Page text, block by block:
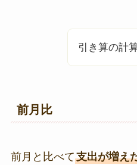
引き算の計
前月比
前月と比べて支出が増え